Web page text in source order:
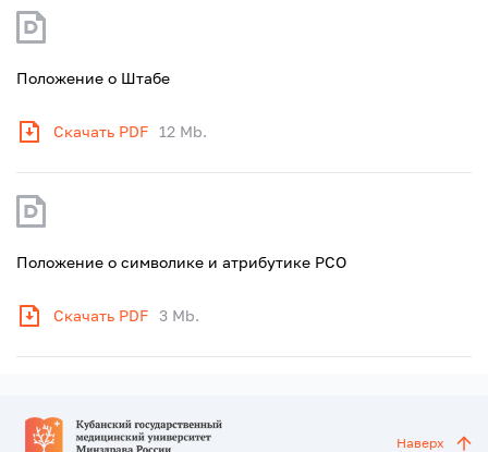
Положение о Штабе
Скачать PDF 12 Mb.
Положение о символике и атрибутике РСО
Скачать PDF 3 Mb.
Наверх